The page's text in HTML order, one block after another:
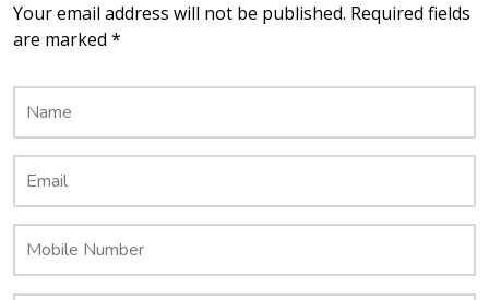
Your email address will not be published. Required fields
are marked *